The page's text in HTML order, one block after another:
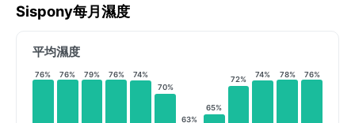
Sispony每月濕度
平均濕度
76% 76% 79% 76% 74%
70%
63%
65%
72%
74% 78% 76%